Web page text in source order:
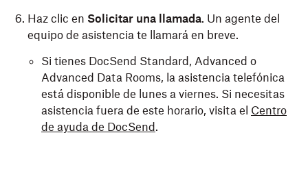
Haz clic en Solicitar una llamada. Un agente del
equipo de asistencia te llamará en breve.
Si tienes DocSend Standard, Advanced o
Advanced Data Rooms, la asistencia telefónica
está disponible de lunes a viernes. Si necesitas
asistencia fuera de este horario, visita el Centro
de ayuda de DocSend .